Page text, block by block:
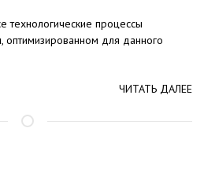
технологические процессы
для данного
ЧИТАТЬ ДАЛЕЕ